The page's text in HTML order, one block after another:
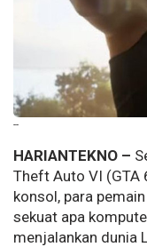
--
HARIANTEKNO –
Theft Auto VI (GTA
konsol, para
sekuat apa
menjalankan dunia